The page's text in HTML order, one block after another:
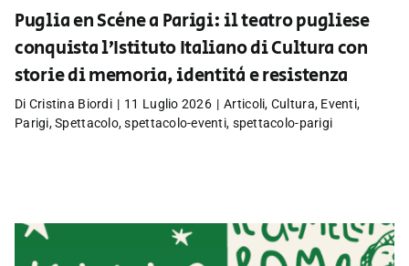
Puglia en Scène a Parigi: il teatro pugliese
conquista l’Istituto Italiano di Cultura con
storie di memoria, identità e resistenza
Di Cristina Biordi | 11 Luglio 2026 | Articoli, Cultura, Eventi,
Parigi,Spettacolo,spettacolo-eventi, spettacolo-parigi